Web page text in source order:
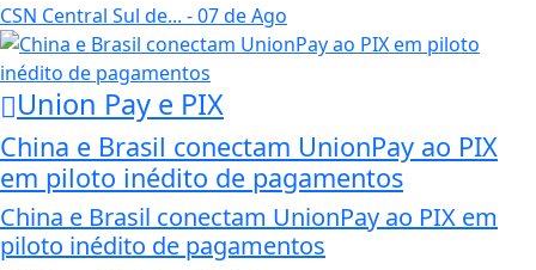
CSN Central Sul de... - 07 de Ago
Union Pay e PIX
China e Brasil conectam UnionPay ao PIX
em piloto inédito de pagamentos
China e Brasil conectam UnionPay ao PIX em
piloto inédito de pagamentos